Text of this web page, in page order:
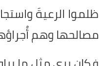
ظلموا الرعيةَ
مصالحها وهم